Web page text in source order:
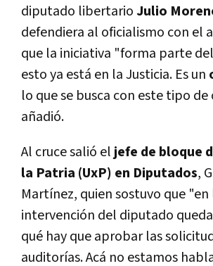
diputado libertarioJulio
defendiera al oficialismo con el
que la iniciativa "forma parte
esto ya está en la Justicia. Es un
lo que se busca con este tipo de
añadió.
Al cruce salió el jefe de bloque
la Patria (UxP) en Diputados,
Martínez, quien sostuvo que
intervención del diputado
qué hay que aprobar las
auditorías. Acá no estamos